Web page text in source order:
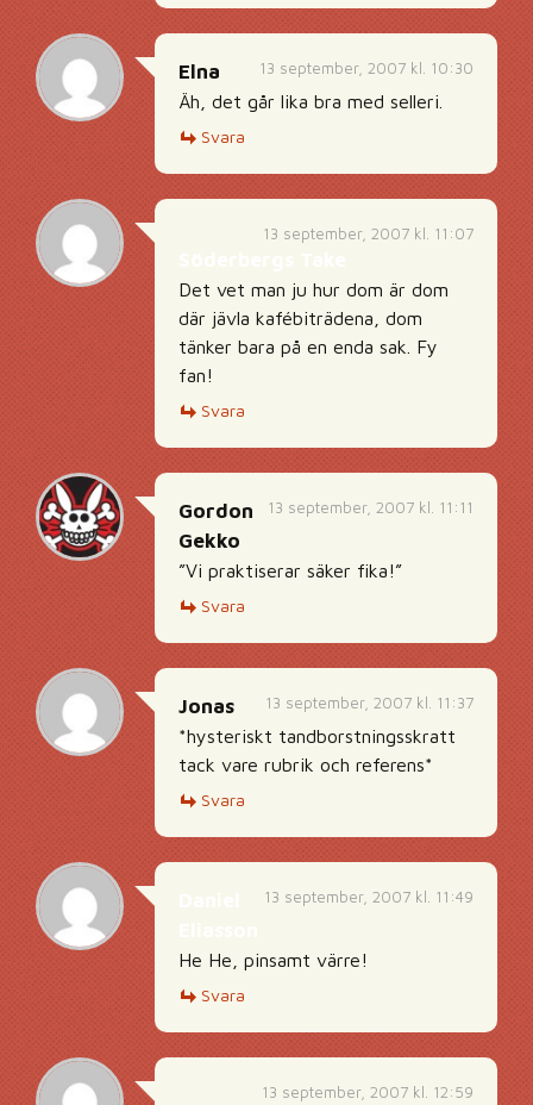
13 september, 2007 kl. 10:30
Elna
Äh, det går lika bra med selleri.
Svara
13 september, 2007 kl. 11:07
Det vet man ju hur dom är dom
där jävla kafébiträdena, dom
tänker bara på en enda sak. Fy
fan!
Svara
13 september, 2007 kl. 11:11
Gordon
Gekko
”Vi praktiserar säker fika!”
Svara
13 september, 2007 kl. 11:37
Jonas
*hysteriskt tandborstningsskratt
tack vare rubrik och referens*
Svara
13 september, 2007 kl. 11:49
He He, pinsamt värre!
Svara
13 september, 2007 kl. 12:59